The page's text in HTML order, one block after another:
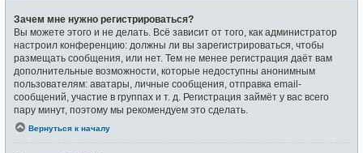
Зачем мне нужно регистрироваться?
Вы можете этого и не делать. Всё зависит от того, как администратор
настроил конференцию: должны ли вы зарегистрироваться, чтобы
размещать сообщения, или нет. Тем не менее регистрация даёт вам
дополнительные возможности, которые недоступны анонимным
пользователям: аватары, личные сообщения, отправка email-
сообщений, участие в группах и т. д. Регистрация займёт у вас всего
пару минут, поэтому мы рекомендуем это сделать.
Вернуться к началу